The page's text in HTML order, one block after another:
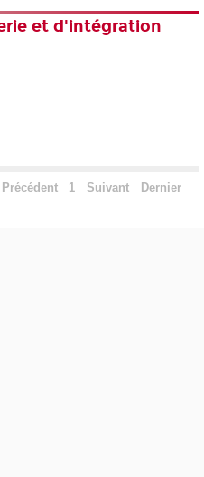
et d'intégration
Précédent 1 Suivant Dernier